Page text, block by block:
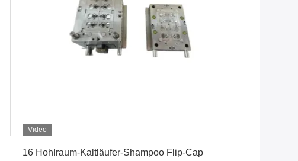
Video
16 Hohlraum-Kaltläufer-Shampoo Flip-Cap